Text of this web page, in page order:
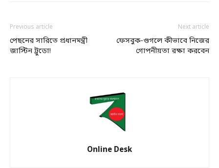
Previous article
পেছনের সারিতে প্রধানমন্ত্রী
জাস্টিন ট্রুডো!
Next article
ফেসবুক-গুগলে কীভাবে নিজের
গোপনীয়তা রক্ষা করবেন
Online Desk